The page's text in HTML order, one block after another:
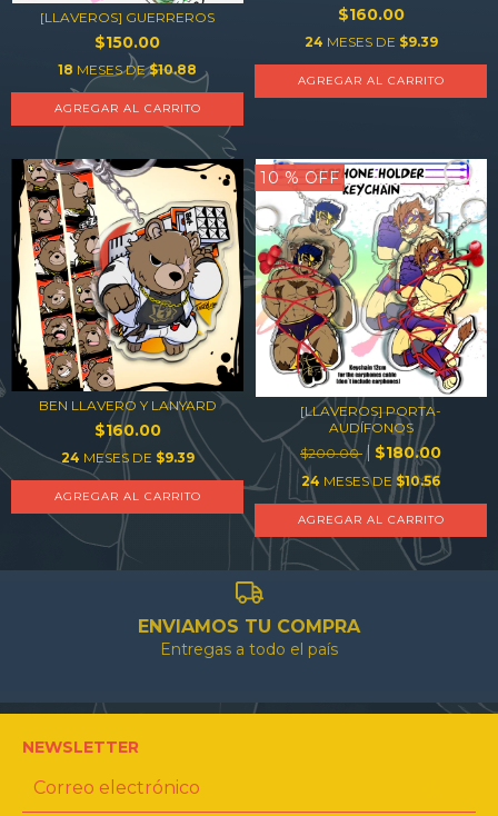
[LLAVEROS] GUERREROS
$150.00
18 MESES DE$10.88
AGREGAR AL CARRITO
$160.00
24 MESES DE $9.39
AGREGAR AL CARRITO
BEN LLAVERO Y LANYARD
$160.00
24 MESES DE $9.39
AGREGAR AL CARRITO
10% OFF
[LLAVEROS] PORTA-
AUDÍFONOS
$200.00
$180.00
24 MESES DE $10.56
AGREGAR AL CARRITO
ENVIAMOS TU COMPRA
Entregas a todo el país
NEWSLETTER